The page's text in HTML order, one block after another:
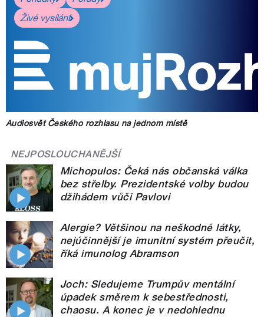
Živé vysílání
Audiosvět Českého rozhlasu na jednom místě
NEJPOSLOUCHANĚJŠÍ
Michopulos: Čeká nás občanská válka
bez střelby. Prezidentské volby budou
džihádem vůči Pavlovi
Alergie? Většinou na neškodné látky,
nejúčinnější je imunitní systém přeučit,
říká imunolog Abramson
Joch: Sledujeme Trumpův mentální
úpadek směrem k sebestřednosti,
chaosu. A konec je v nedohlednu